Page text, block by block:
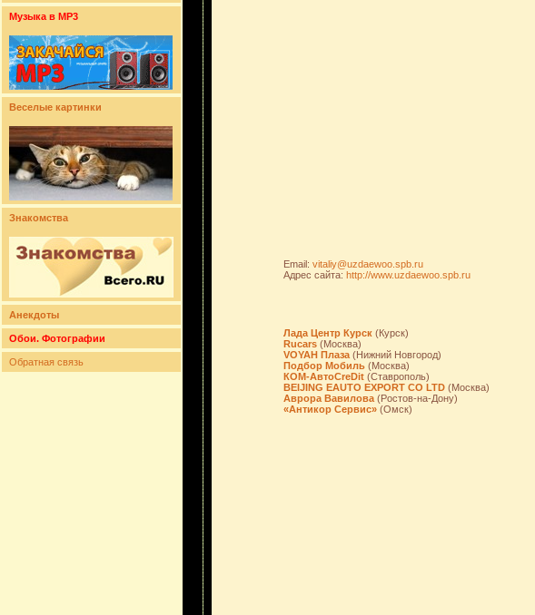
Музыка в MP3
Веселые картинки
Знакомства
Анекдоты
Обои. Фотографии
Обратная связь
Email: vitaliy@uzdaewoo.spb.ru
Адрес сайта: http://www.uzdaewoo.spb.ru
Лада Центр Курск (Курск)
Rucars (Москва)
VOYAH Плаза (Нижний Новгород)
Подбор Мобиль (Москва)
КОМ-АвтоCreDit (Ставрополь)
BEIJING EAUTO EXPORT CO LTD (Москва)
Аврора Вавилова (Ростов-на-Дону)
«Антикор Сервис» (Омск)